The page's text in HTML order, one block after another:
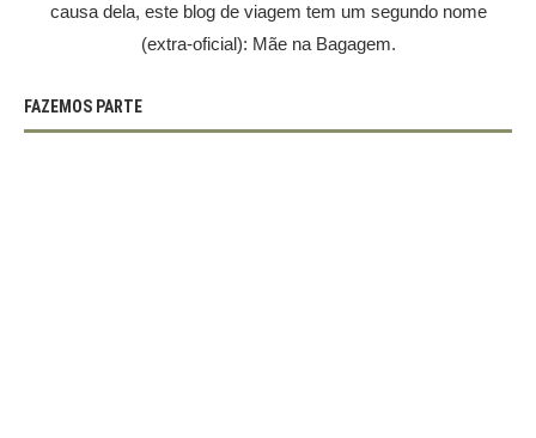
causa dela, este blog de viagem tem um segundo nome
(extra-oficial): Mãe na Bagagem.
FAZEMOS PARTE